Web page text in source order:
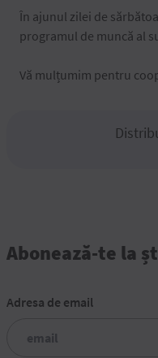
În ajunul zilei de
programul de muncă al
Vă mulțumim pentru
Abonează-te la
Adresa de email